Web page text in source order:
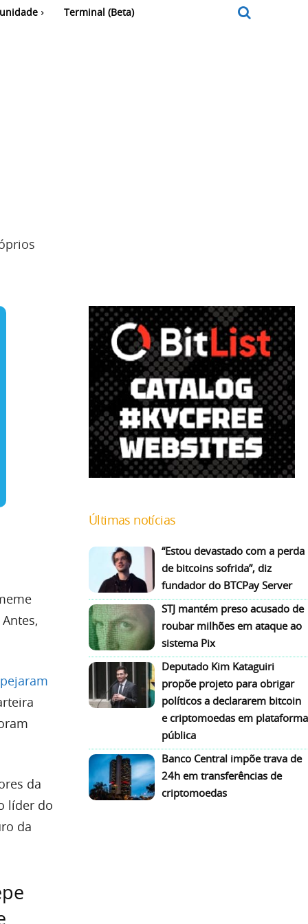
Terminal (Beta)
da
líder do
da
Últimas notícias
“Estou devastado com a perda
de bitcoins sofrida”, diz
fundador do BTCPay Server
STJ mantém preso acusado de
roubar milhões em ataque ao
sistema Pix
Deputado Kim Kataguiri
propõe projeto para obrigar
políticos a declararem bitcoin
e criptomoedas em plataforma
pública
Banco Central impõe trava de
24h em transferências de
criptomoedas